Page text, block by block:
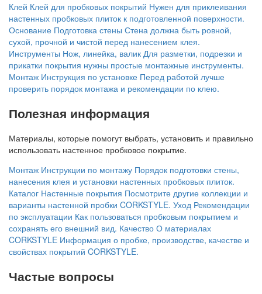
Клей Клей для пробковых покрытий Нужен для приклеивания
настенных пробковых плиток к подготовленной поверхности.
Основание Подготовка стены Стена должна быть ровной,
сухой, прочной и чистой перед нанесением клея.
Инструменты Нож, линейка, валик Для разметки, подрезки и
прикатки покрытия нужны простые монтажные инструменты.
Монтаж Инструкция по установке Перед работой лучше
проверить порядок монтажа и рекомендации по клею.
Полезная информация
Материалы, которые помогут выбрать, установить и правильно
использовать настенное пробковое покрытие.
Монтаж Инструкции по монтажу Порядок подготовки стены,
нанесения клея и установки настенных пробковых плиток.
Каталог Настенные покрытия Посмотрите другие коллекции и
варианты настенной пробки CORKSTYLE. Уход Рекомендации
по эксплуатации Как пользоваться пробковым покрытием и
сохранять его внешний вид. Качество О материалах
CORKSTYLE Информация о пробке, производстве, качестве и
свойствах покрытий CORKSTYLE.
Частые вопросы